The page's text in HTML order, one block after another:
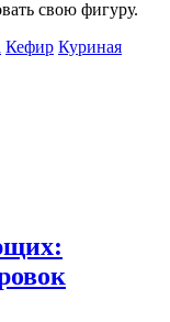
свою фигуру.
Кефир Куриная